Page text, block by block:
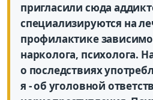
пригласили сюда
специализируются на
профилактике
нарколога, психолога.
о последствиях
я - об уголовной